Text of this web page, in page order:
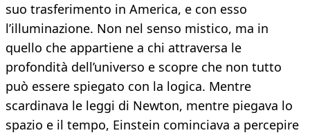
suo trasferimento in America, e con esso
l’illuminazione. Non nel senso mistico, ma in
quello che appartiene a chi attraversa le
profondità dell’universo e scopre che non tutto
può essere spiegato con la logica. Mentre
scardinava le leggi di Newton, mentre piegava lo
spazio e il tempo, Einstein cominciava a percepire